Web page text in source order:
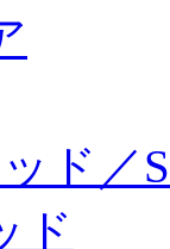
ド／
ド